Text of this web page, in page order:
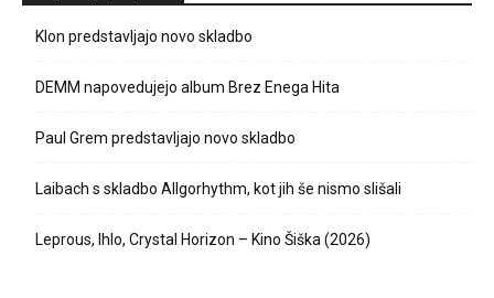
Klon predstavljajo novo skladbo
DEMM napovedujejo album Brez Enega Hita
Paul Grem predstavljajo novo skladbo
Laibach s skladbo Allgorhythm, kot jih še nismo slišali
Leprous, Ihlo, Crystal Horizon – Kino Šiška (2026)